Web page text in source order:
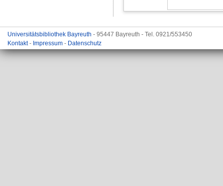
Universitätsbibliothek Bayreuth - 95447 Bayreuth - Tel. 0921/553450
Kontakt- Impressum - Datenschutz